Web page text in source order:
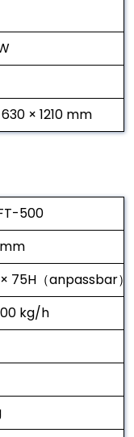
× 1210 mm
500
75H（anpassbar）
kg/h